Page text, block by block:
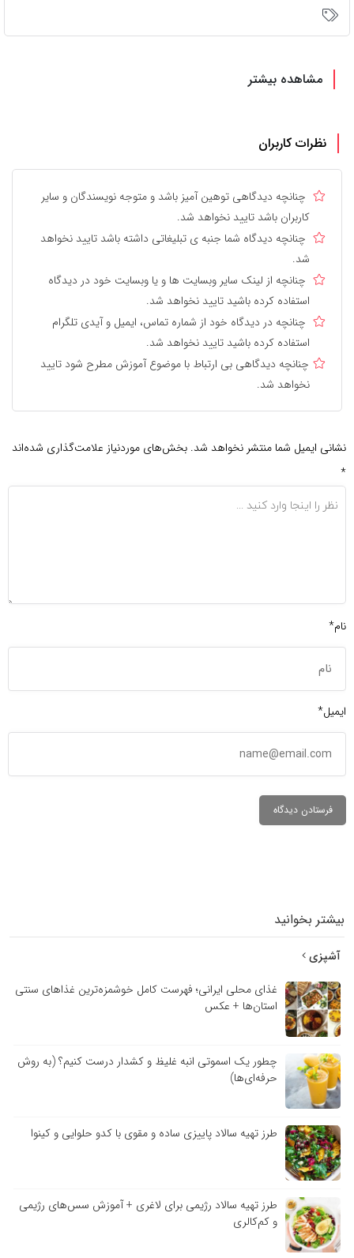
مشاهده بیشتر
نظرات کاربران
چنانچه دیدگاهی توهین آمیز باشد و متوجه نویسندگان و سایر
کاربران باشد تایید نخواهد شد.
چنانچه دیدگاه شما جنبه ی تبلیغاتی داشته باشد تایید نخواهد
شد.
چنانچه از لینک سایر وبسایت ها و یا وبسایت خود در دیدگاه
استفاده کرده باشید تایید نخواهد شد.
چنانچه در دیدگاه خود از شماره تماس، ایمیل و آیدی تلگرام
استفاده کرده باشید تایید نخواهد شد.
چنانچه دیدگاهی بی ارتباط با موضوع آموزش مطرح شود تایید
نخواهد شد.
نشانی ایمیل شما منتشر نخواهد شد. بخش‌های موردنیاز علامت‌گذاری شده‌اند
*
نام*
ایمیل*
بیشتر بخوانید
آشپزی
غذای محلی ایرانی؛ فهرست کامل خوشمزه‌ترین غذاهای سنتی
استان‌ها + عکس
چطور یک اسموتی انبه غلیظ و کشدار درست کنیم؟ (به روش
حرفه‌ای‌ها)
طرز تهیه سالاد پاییزی ساده و مقوی با کدو حلوایی و کینوا
طرز تهیه سالاد رژیمی برای لاغری + آموزش سس‌های رژیمی
و کم‌کالری